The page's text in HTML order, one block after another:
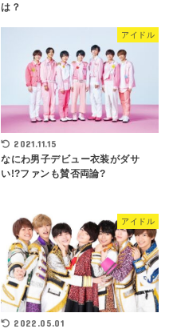
は？
アイドル
2021.11.15
なにわ男子デビュー衣装がダサ
い!?ファンも賛否両論?
アイドル
2022.05.01